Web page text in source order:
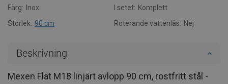
Färg:
Inox I setet: Komplett
Storlek: 90 cm Roterande vattenlås: Nej
Beskrivning
Mexen Flat M18 linjärt avlopp 90 cm, rostfritt stål -